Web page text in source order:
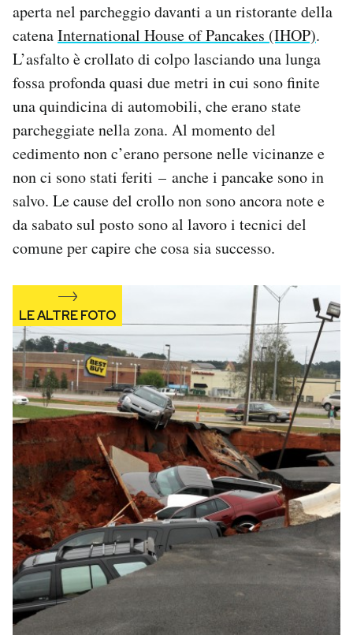
CALENDARIO
AREA PERSONALE
Area Personale
Newsletter
Notifiche mobile
Regala il Post
Hai bisogno di aiuto?
Esci
aperta nel parcheggio davanti a un ristorante della
catenaInternational House of Pancakes (IHOP).
L’asfalto è crollato di colpo lasciando una lunga
fossa profonda quasi due metri in cui sono finite
una quindicina di automobili, che erano state
parcheggiate nella zona. Al momento del
cedimento non c’erano persone nelle vicinanze e
non ci sono stati feriti – anche i pancake sono in
salvo. Le cause del crollo non sono ancora note e
da sabato sul posto sono al lavoro i tecnici del
comune per capire che cosa sia successo.